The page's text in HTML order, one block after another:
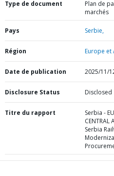
Type de document
Plan de
marchés
Pays Serbie,
Région Europe et
Date de publication 2025/11/
Disclosure Status Disclosed
Titre du rapport
Serbia -
CENTRAL
Serbia